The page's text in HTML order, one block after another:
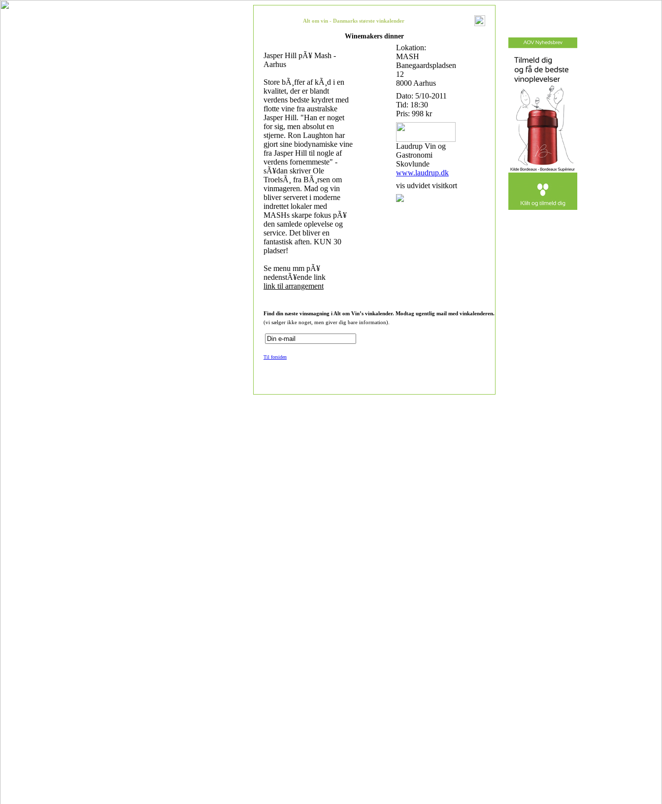
Alt om vin - Danmarks største vinkalender
Winemakers dinner
Jasper Hill pÃ¥ Mash -
Aarhus
Store bÃ¸ffer af kÃ¸d i en
kvalitet, der er blandt
verdens bedste krydret med
flotte vine fra australske
Jasper Hill. "Han er noget
for sig, men absolut en
stjerne. Ron Laughton har
gjort sine biodynamiske vine
fra Jasper Hill til nogle af
verdens fornemmeste" -
sÃ¥dan skriver Ole
TroelsÃ¸ fra BÃ¸rsen om
vinmageren. Mad og vin
bliver serveret i moderne
indrettet lokaler med
MASHs skarpe fokus pÃ¥
den samlede oplevelse og
service. Det bliver en
fantastisk aften. KUN 30
pladser!
Se menu mm pÃ¥
nedenstÃ¥ende link
link til arrangement
Lokation:
MASH
Banegaardspladsen
12
8000 Aarhus
Dato: 5/10-2011
Tid: 18:30
Pris: 998 kr
Laudrup Vin og
Gastronomi
Skovlunde
www.laudrup.dk
vis udvidet visitkort
Find din næste vinsmagning i Alt om Vin’s vinkalender. Modtag ugentlig mail med vinkalenderen.
(vi sælger ikke noget, men giver dig bare information).
Til forsiden